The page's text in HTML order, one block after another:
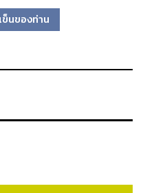
ข็นของท่าน